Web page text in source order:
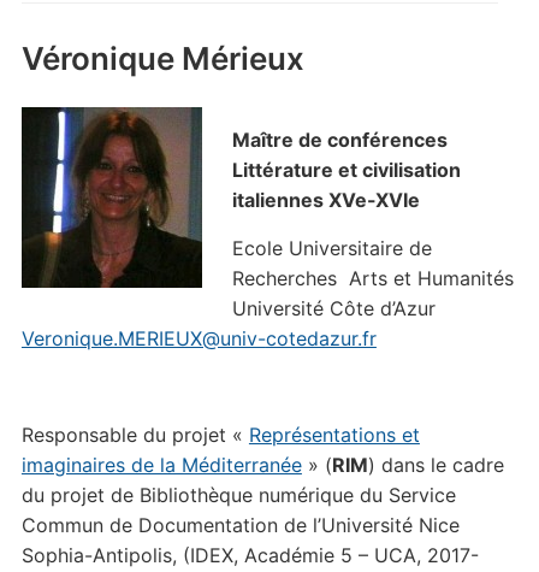
Véronique Mérieux
Maître de conférences
Littérature et civilisation
italiennes XVe-XVIe
Ecole Universitaire de
Recherches Arts et Humanités
Université Côte d’Azur
Veronique.MERIEUX@univ-cotedazur.fr
Responsable du projet « Représentations et
imaginaires de la Méditerranée» (RIM) dans le cadre
du projet de Bibliothèque numérique du Service
Commun de Documentation de l’Université Nice
Sophia-Antipolis, (IDEX, Académie 5 – UCA, 2017-